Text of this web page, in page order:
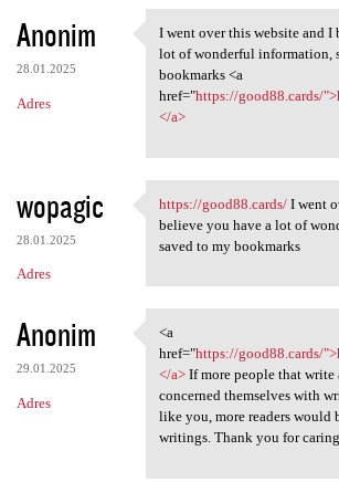
Anonim
28.01.2025
Adres
I went over this website
I went over this website and I
lot of wonderful information,
bookmarks <a
href="https://good88.cards/
</a>
wopagic
28.01.2025
Adres
https://good88.cards/
https://good88.cards/I went
believe you have a lot of
saved to my bookmarks
Anonim
29.01.2025
Adres
<a href="https://
<a
href="https://good88.cards/
</a>If more people that write
concerned themselves with
like you, more readers would
writings. Thank you for